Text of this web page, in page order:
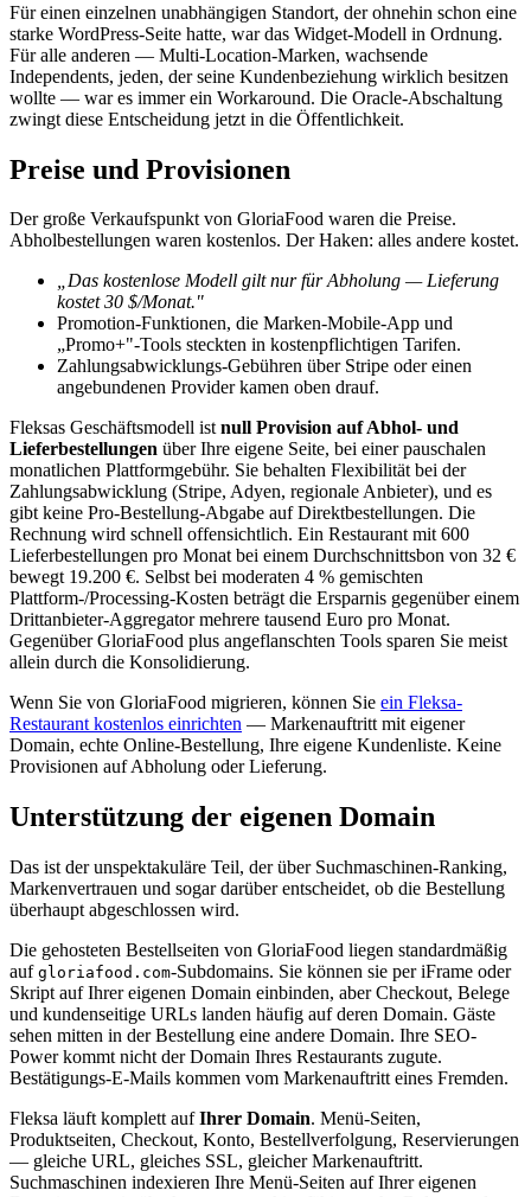
Für einen einzelnen unabhängigen Standort, der ohnehin schon eine
starke WordPress-Seite hatte, war das Widget-Modell in Ordnung.
Für alle anderen — Multi-Location-Marken, wachsende
Independents, jeden, der seine Kundenbeziehung wirklich besitzen
wollte — war es immer ein Workaround. Die Oracle-Abschaltung
zwingt diese Entscheidung jetzt in die Öffentlichkeit.
Preise und Provisionen
Der große Verkaufspunkt von GloriaFood waren die Preise.
Abholbestellungen waren kostenlos. Der Haken: alles andere kostet.
„Das kostenlose Modell gilt nur für Abholung — Lieferung
kostet 30 $/Monat."
Promotion-Funktionen, die Marken-Mobile-App und
„Promo+"-Tools steckten in kostenpflichtigen Tarifen.
Zahlungsabwicklungs-Gebühren über Stripe oder einen
angebundenen Provider kamen oben drauf.
Fleksas Geschäftsmodell istnull Provision auf Abhol- und
Lieferbestellungen über Ihre eigene Seite, bei einer pauschalen
monatlichen Plattformgebühr. Sie behalten Flexibilität bei der
Zahlungsabwicklung (Stripe, Adyen, regionale Anbieter), und es
gibt keine Pro-Bestellung-Abgabe auf Direktbestellungen. Die
Rechnung wird schnell offensichtlich. Ein Restaurant mit 600
Lieferbestellungen pro Monat bei einem Durchschnittsbon von 32 €
bewegt 19.200 €. Selbst bei moderaten 4 % gemischten
Plattform-/Processing-Kosten beträgt die Ersparnis gegenüber einem
Drittanbieter-Aggregator mehrere tausend Euro pro Monat.
Gegenüber GloriaFood plus angeflanschten Tools sparen Sie meist
allein durch die Konsolidierung.
Wenn Sie von GloriaFood migrieren, können Sie ein Fleksa-
Restaurant kostenlos einrichten — Markenauftritt mit eigener
Domain, echte Online-Bestellung, Ihre eigene Kundenliste. Keine
Provisionen auf Abholung oder Lieferung.
Unterstützung der eigenen Domain
Das ist der unspektakuläre Teil, der über Suchmaschinen-Ranking,
Markenvertrauen und sogar darüber entscheidet, ob die Bestellung
überhaupt abgeschlossen wird.
Die gehosteten Bestellseiten von GloriaFood liegen standardmäßig
auf gloriafood.com-Subdomains. Sie können sie per iFrame oder
Skript auf Ihrer eigenen Domain einbinden, aber Checkout, Belege
und kundenseitige URLs landen häufig auf deren Domain. Gäste
sehen mitten in der Bestellung eine andere Domain. Ihre SEO-
Power kommt nicht der Domain Ihres Restaurants zugute.
Bestätigungs-E-Mails kommen vom Markenauftritt eines Fremden.
Fleksa läuft komplett aufIhrer Domain. Menü-Seiten,
Produktseiten, Checkout, Konto, Bestellverfolgung, Reservierungen
— gleiche URL, gleiches SSL, gleicher Markenauftritt.
Suchmaschinen indexieren Ihre Menü-Seiten auf Ihrer eigenen